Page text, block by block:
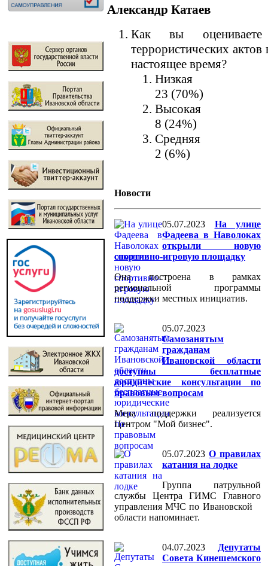
Александр Катаев
Как вы оцениваете
террористических
настоящее время?
Низкая
23 (70%)
Высокая
8 (24%)
Средняя
2 (6%)
Новости
05.07.2023
На улице
Фадеева в Наволоках
открыли новую
спортивно-игровую площадку
Она построена в рамках
региональной программы
поддержки местных инициатив.
05.07.2023
Самозанятым
гражданам
Ивановской области
доступны бесплатные
юридические консультации по
правовым вопросам
Мера поддержки реализуется
Центром "Мой бизнес".
05.07.2023 О правилах
катания на лодке
Группа патрульной
службы Центра ГИМС Главного
управления МЧС по Ивановской
области напоминает.
04.07.2023
Депутаты
Совета Кинешемского